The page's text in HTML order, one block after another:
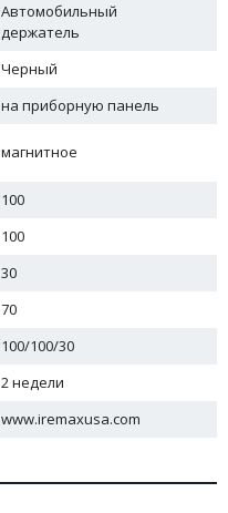
Автомобильный
держатель
Черный
на приборную панель
магнитное
100
100
30
70
100/100/30
2 недели
www.iremaxusa.com